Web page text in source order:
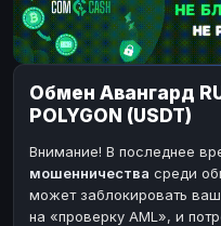
TRX
Bitcoin Cash
BinanceCoin
SOL
Ripple
Обмен Авангард
POLYGON (USDT)
Внимание! В последнее
мошенничества среди
может заблокировать
на «проверку AML», и